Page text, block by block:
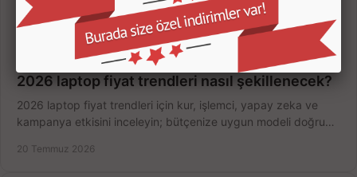
2026 laptop fiyat trendleri nasıl şekillenecek?
2026 laptop fiyat trendleri için kur, işlemci, yapay zeka ve
kampanya etkisini inceleyin; bütçenize uygun modeli doğru
20 Temmuz 2026